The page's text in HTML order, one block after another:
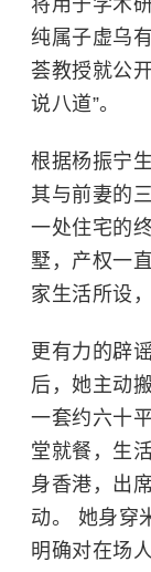
将用于学术
纯属子虚乌
荟教授就公
说八道”。
根据杨振宁
其与前妻的
一处住宅的
墅，产权一
家生活所设
更有力的辟
后，她主动
一套约六十
堂就餐，生
身香港，出
动。 她身穿
明确对在场